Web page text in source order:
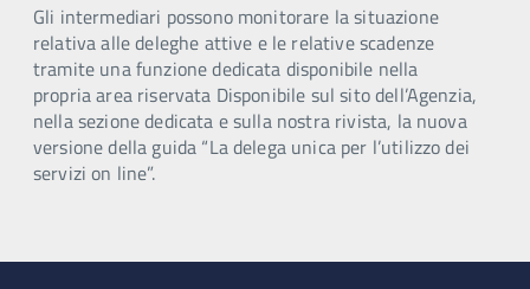
Gli intermediari possono monitorare la situazione
relativa alle deleghe attive e le relative scadenze
tramite una funzione dedicata disponibile nella
propria area riservata Disponibile sul sito dell’Agenzia,
nella sezione dedicata e sulla nostra rivista, la nuova
versione della guida “La delega unica per l’utilizzo dei
servizi on line”.